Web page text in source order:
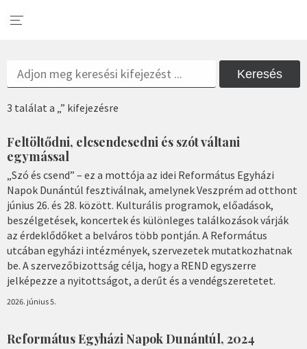
Keresés
3 találat a „” kifejezésre
Feltöltődni, elcsendesedni és szót váltani
egymással
„Szó és csend” – ez a mottója az idei Református Egyházi
Napok Dunántúl fesztiválnak, amelynek Veszprém ad otthont
június 26. és 28. között. Kulturális programok, előadások,
beszélgetések, koncertek és különleges találkozások várják
az érdeklődőket a belváros több pontján. A Református
utcában egyházi intézmények, szervezetek mutatkozhatnak
be. A szervezőbizottság célja, hogy a REND egyszerre
jelképezze a nyitottságot, a derűt és a vendégszeretetet.
2026. június 5.
Református Egyházi Napok Dunántúl, 2024